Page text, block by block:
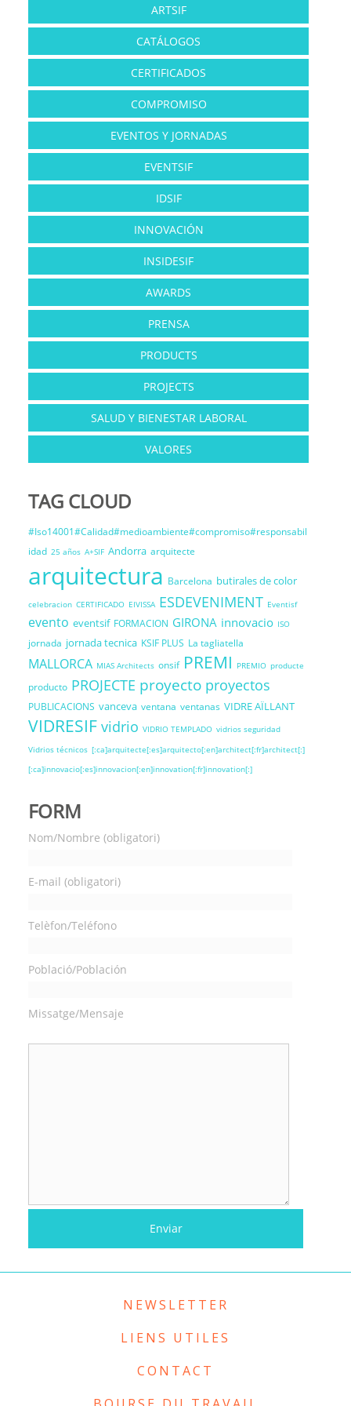
ARTSIF
CATÁLOGOS
CERTIFICADOS
COMPROMISO
EVENTOS Y JORNADAS
EVENTSIF
IDSIF
INNOVACIÓN
INSIDESIF
AWARDS
PRENSA
PRODUCTS
PROJECTS
SALUD Y BIENESTAR LABORAL
VALORES
TAG CLOUD
#Iso14001#Calidad#medioambiente#compromiso#responsabil
idad 25 años A+SIF Andorra arquitecte
arquitectura Barcelona butirales de color
celebracion CERTIFICADO EIVISSA ESDEVENIMENT Eventisf
evento eventsif FORMACION GIRONA innovacio ISO
jornada jornada tecnica KSIF PLUS La tagliatella
MALLORCA MIAS Architects onsif PREMI PREMIO producte
producto PROJECTE proyecto proyectos
PUBLICACIONS vanceva ventana ventanas VIDRE AÏLLANT
VIDRESIF vidrio VIDRIO TEMPLADO vidrios seguridad
Vidrios técnicos [:ca]arquitecte[:es]arquitecto[:en]architect[:fr]architect[:]
[:ca]innovacio[:es]innovacion[:en]innovation[:fr]innovation[:]
FORM
Nom/Nombre (obligatori)
E-mail (obligatori)
Telèfon/Teléfono
Població/Población
Missatge/Mensaje
NEWSLETTER
LIENS UTILES
CONTACT